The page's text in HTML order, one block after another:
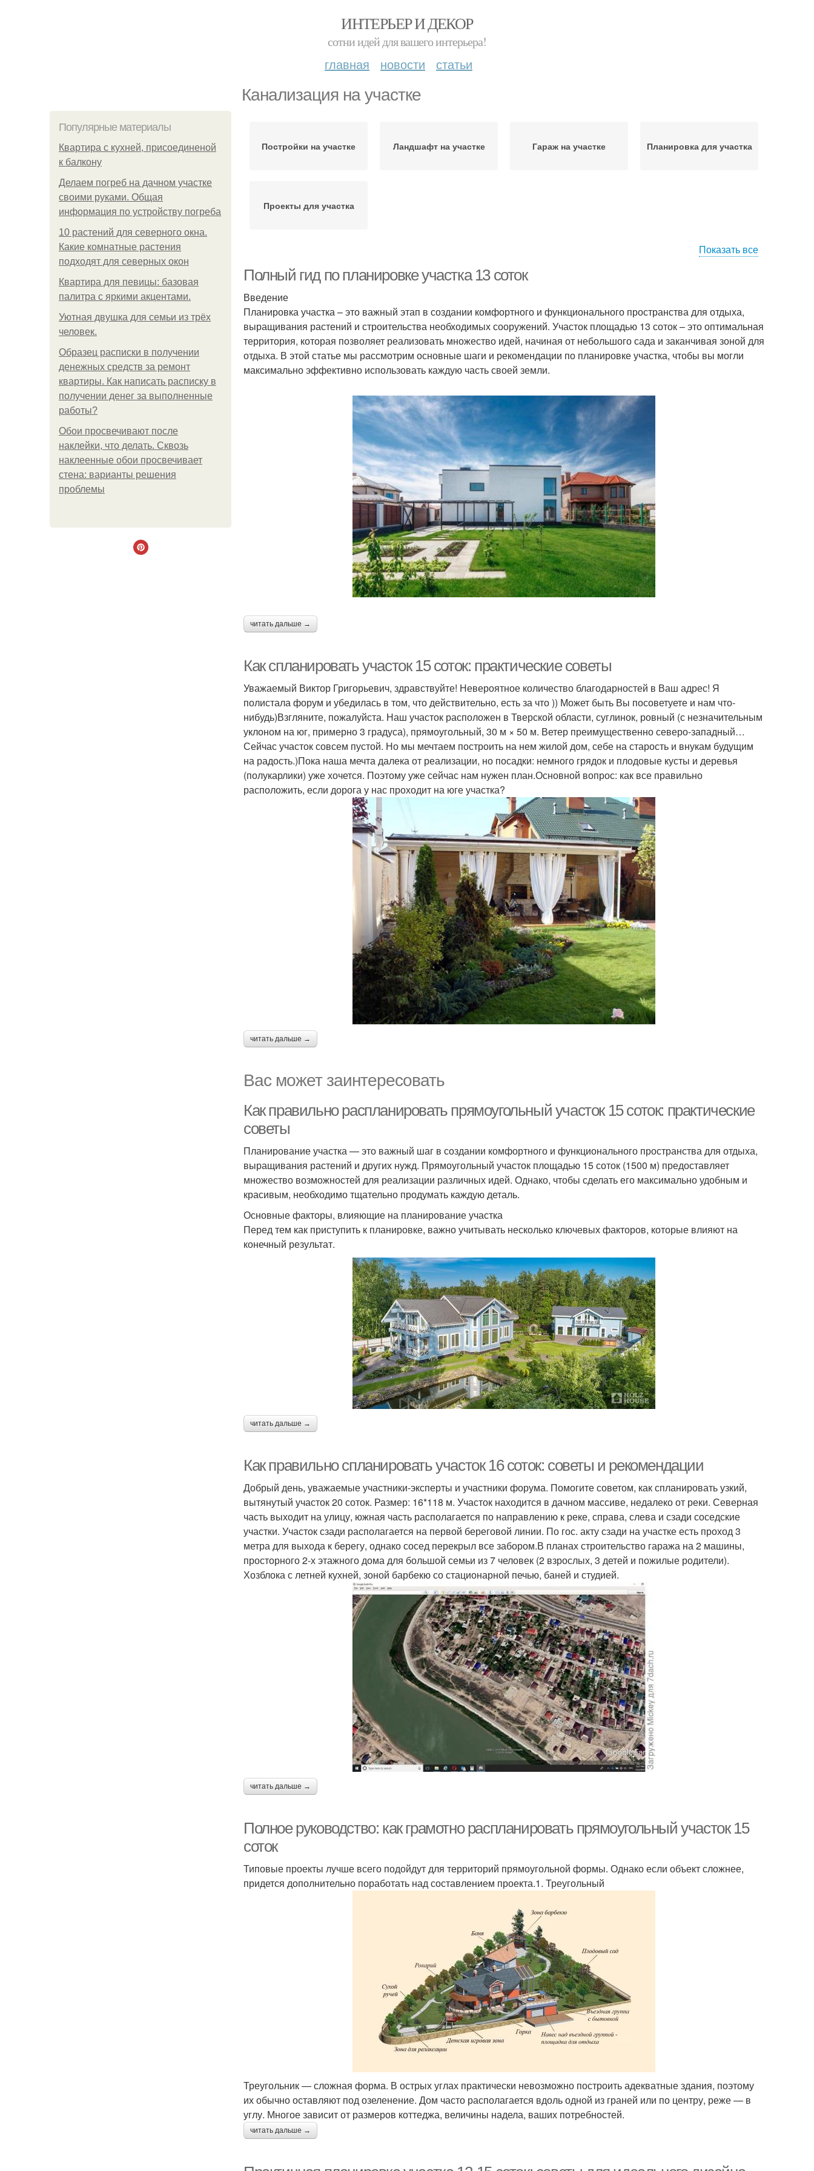
ИНТЕРЬЕР И ДЕКОР
сотни идей для вашего интерьера!
главная новости статьи
Канализация на участке
Популярные материалы
Квартира с кухней, присоединеной
к балкону
Делаем погреб на дачном участке
своими руками. Общая
информация по устройству погреба
10 растений для северного окна.
Какие комнатные растения
подходят для северных окон
Квартира для певицы: базовая
палитра с яркими акцентами.
Уютная двушка для семьи из трёх
человек.
Образец расписки в получении
денежных средств за ремонт
квартиры. Как написать расписку в
получении денег за выполненные
работы?
Обои просвечивают после
наклейки, что делать. Сквозь
наклеенные обои просвечивает
стена: варианты решения
проблемы
Постройки на участке Ландшафт на участке Гараж на участке Планировка для участка
Проекты для участка
Показать все
Полный гид по планировке участка 13 соток
Введение
Планировка участка – это важный этап в создании комфортного и функционального пространства для отдыха,
выращивания растений и строительства необходимых сооружений. Участок площадью 13 соток – это оптимальная
территория, которая позволяет реализовать множество идей, начиная от небольшого сада и заканчивая зоной для
отдыха. В этой статье мы рассмотрим основные шаги и рекомендации по планировке участка, чтобы вы могли
максимально эффективно использовать каждую часть своей земли.
читать дальше →
Как спланировать участок 15 соток: практические советы
Уважаемый Виктор Григорьевич, здравствуйте! Невероятное количество благодарностей в Ваш адрес! Я
полистала форум и убедилась в том, что действительно, есть за что )) Может быть Вы посоветуете и нам что-
нибудь)Взгляните, пожалуйста. Наш участок расположен в Тверской области, суглинок, ровный (с незначительным
уклоном на юг, примерно 3 градуса), прямоугольный, 30 м × 50 м. Ветер преимущественно северо-западный…
Сейчас участок совсем пустой. Но мы мечтаем построить на нем жилой дом, себе на старость и внукам будущим
на радость.)Пока наша мечта далека от реализации, но посадки: немного грядок и плодовые кусты и деревья
(полукарлики) уже хочется. Поэтому уже сейчас нам нужен план.Основной вопрос: как все правильно
расположить, если дорога у нас проходит на юге участка?
читать дальше →
Вас может заинтересовать
Как правильно распланировать прямоугольный участок 15 соток: практические
советы
Планирование участка — это важный шаг в создании комфортного и функционального пространства для отдыха,
выращивания растений и других нужд. Прямоугольный участок площадью 15 соток (1500 м) предоставляет
множество возможностей для реализации различных идей. Однако, чтобы сделать его максимально удобным и
красивым, необходимо тщательно продумать каждую деталь.
Основные факторы, влияющие на планирование участка
Перед тем как приступить к планировке, важно учитывать несколько ключевых факторов, которые влияют на
конечный результат.
читать дальше →
Как правильно спланировать участок 16 соток: советы и рекомендации
Добрый день, уважаемые участники-эксперты и участники форума. Помогите советом, как спланировать узкий,
вытянутый участок 20 соток. Размер: 16*118 м. Участок находится в дачном массиве, недалеко от реки. Северная
часть выходит на улицу, южная часть располагается по направлению к реке, справа, слева и сзади соседские
участки. Участок сзади располагается на первой береговой линии. По гос. акту сзади на участке есть проход 3
метра для выхода к берегу, однако сосед перекрыл все забором.В планах строительство гаража на 2 машины,
просторного 2-х этажного дома для большой семьи из 7 человек (2 взрослых, 3 детей и пожилые родители).
Хозблока с летней кухней, зоной барбекю со стационарной печью, баней и студией.
читать дальше →
Полное руководство: как грамотно распланировать прямоугольный участок 15
соток
Типовые проекты лучше всего подойдут для территорий прямоугольной формы. Однако если объект сложнее,
придется дополнительно поработать над составлением проекта.1. Треугольный
Треугольник — сложная форма. В острых углах практически невозможно построить адекватные здания, поэтому
их обычно оставляют под озеленение. Дом часто располагается вдоль одной из граней или по центру, реже — в
углу. Многое зависит от размеров коттеджа, величины надела, ваших потребностей.
читать дальше →